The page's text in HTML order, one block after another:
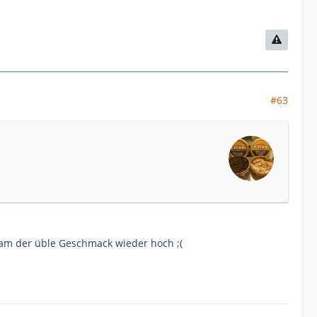
#63
der üble Geschmack wieder hoch ;(